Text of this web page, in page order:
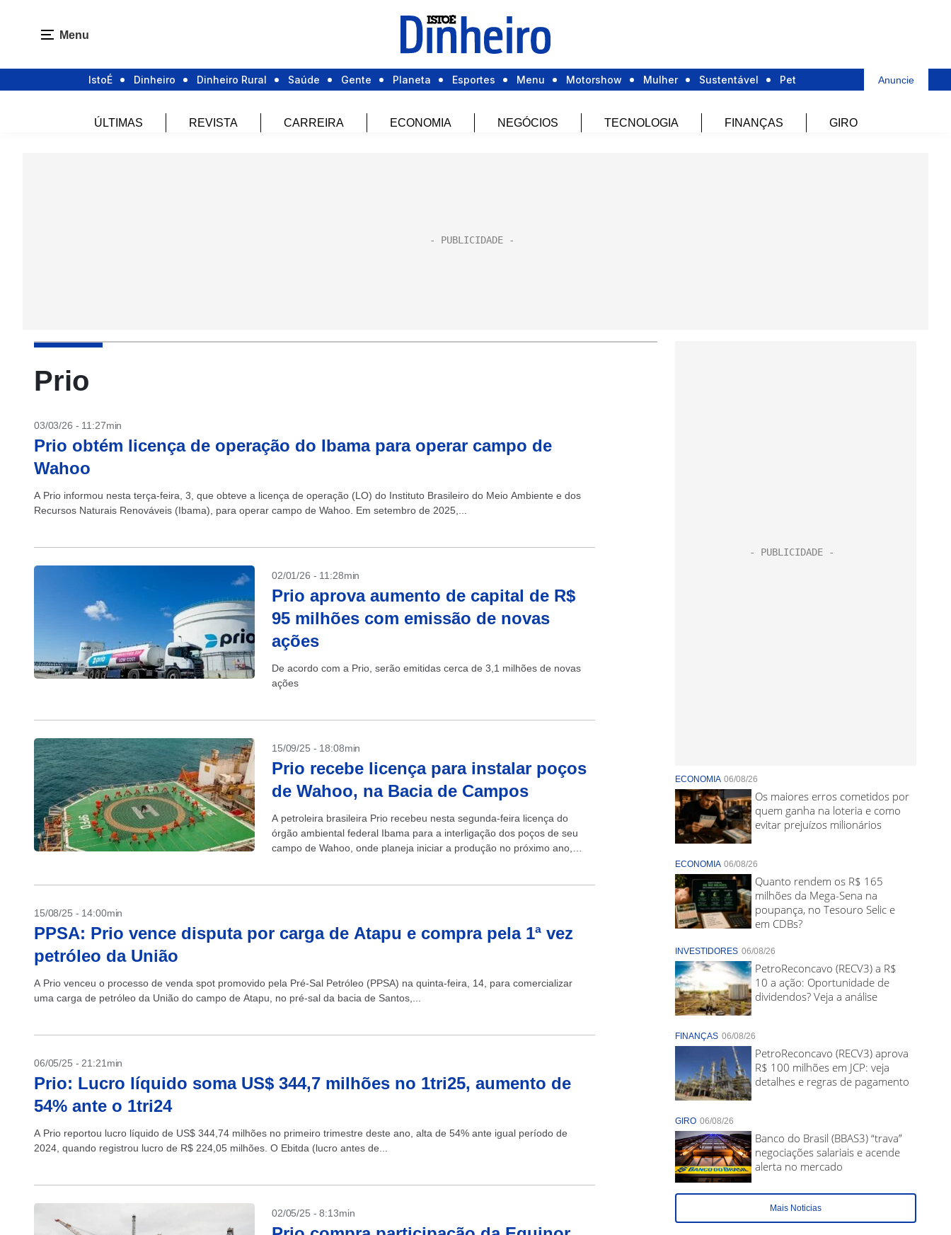
Menu
IstoÉ Dinheiro Dinheiro Rural Saúde Gente Planeta Esportes Menu Motorshow Mulher Sustentável Pet Anuncie
ÚLTIMAS REVISTA CARREIRA ECONOMIA NEGÓCIOS TECNOLOGIA FINANÇAS GIRO
Prio
03/03/26 - 11:27min
Prio obtém licença de operação do Ibama para operar campo de
Wahoo
A Prio informou nesta terça-feira, 3, que obteve a licença de operação (LO) do Instituto Brasileiro do Meio Ambiente e dos
Recursos Naturais Renováveis (Ibama), para operar campo de Wahoo. Em setembro de 2025,...
02/01/26 - 11:28min
Prio aprova aumento de capital de R$
95 milhões com emissão de novas
ações
De acordo com a Prio, serão emitidas cerca de 3,1 milhões de novas
ações
15/09/25 - 18:08min
Prio recebe licença para instalar poços
de Wahoo, na Bacia de Campos
A petroleira brasileira Prio recebeu nesta segunda-feira licença do
órgão ambiental federal Ibama para a interligação dos poços de seu
campo de Wahoo, onde planeja iniciar a produção no próximo ano,
15/08/25 - 14:00min
PPSA: Prio vence disputa por carga de Atapu e compra pela 1ª vez
petróleo da União
A Prio venceu o processo de venda spot promovido pela Pré-Sal Petróleo (PPSA) na quinta-feira, 14, para comercializar
uma carga de petróleo da União do campo de Atapu, no pré-sal da bacia de Santos,...
06/05/25 - 21:21min
Prio: Lucro líquido soma US$ 344,7 milhões no 1tri25, aumento de
54% ante o 1tri24
A Prio reportou lucro líquido de US$ 344,74 milhões no primeiro trimestre deste ano, alta de 54% ante igual período de
2024, quando registrou lucro de R$ 224,05 milhões. O Ebitda (lucro antes de...
02/05/25 - 8:13min
ECONOMIA 06/08/26
Os maiores erros cometidos por
quem ganha na loteria e como
evitar prejuízos milionários
ECONOMIA 06/08/26
Quanto rendem os R$ 165
milhões da Mega-Sena na
poupança, no Tesouro Selic e
em CDBs?
INVESTIDORES 06/08/26
PetroReconcavo (RECV3) a R$
10 a ação: Oportunidade de
dividendos? Veja a análise
FINANÇAS 06/08/26
PetroReconcavo (RECV3) aprova
R$ 100 milhões em JCP: veja
detalhes e regras de pagamento
GIRO 06/08/26
Banco do Brasil (BBAS3) “trava”
negociações salariais e acende
alerta no mercado
Mais Noticias